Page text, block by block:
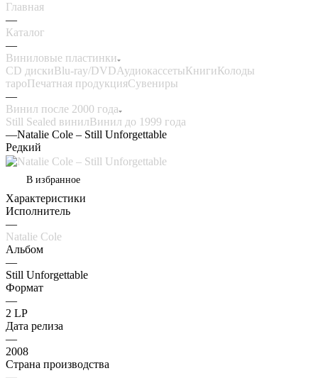
Главная
—
Каталог
—
Виниловые пластинки
CD дискиBlu-ray/DVDАудиокассетыКнигиКолоды
тароПечатная продукцияСувениры
—
Винил после 2000 года
Still Sealed винилВинил до 1999 года
—Natalie Cole – Still Unforgettable
Редкий
В избранное
Характеристики
Исполнитель
—
Natalie Cole
Альбом
—
Still Unforgettable
Формат
—
2 LP
Дата релиза
—
2008
Страна производства